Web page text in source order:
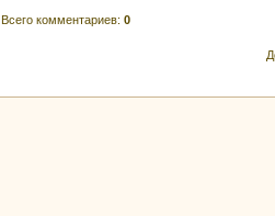
Всего комментариев: 0